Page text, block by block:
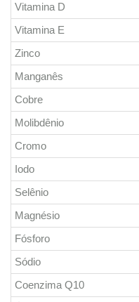
Vitamina D
Vitamina E
Zinco
Manganês
Cobre
Molibdênio
Cromo
Iodo
Selênio
Magnésio
Fósforo
Sódio
Coenzima Q10